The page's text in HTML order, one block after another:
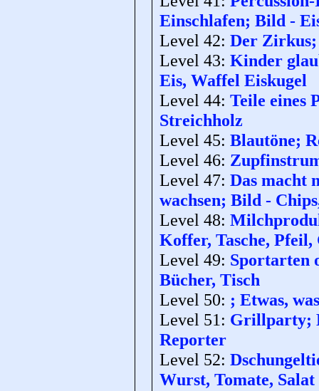
Einschlafen; Bild -
Level 42: Der Zirkus;
Level 43: Kinder
Eis, Waffel Eiskugel
Level 44: Teile eines
Streichholz
Level 45: Blautöne;
Level 46:
Level 47: Das macht
wachsen; Bild -
Level 48:
Koffer, Tasche, Pfeil,
Level 49: Sportarten
Bücher, Tisch
Level 50: ; Etwas,
Level 51: Grillparty;
Reporter
Level 52:
Wurst, Tomate, Salat